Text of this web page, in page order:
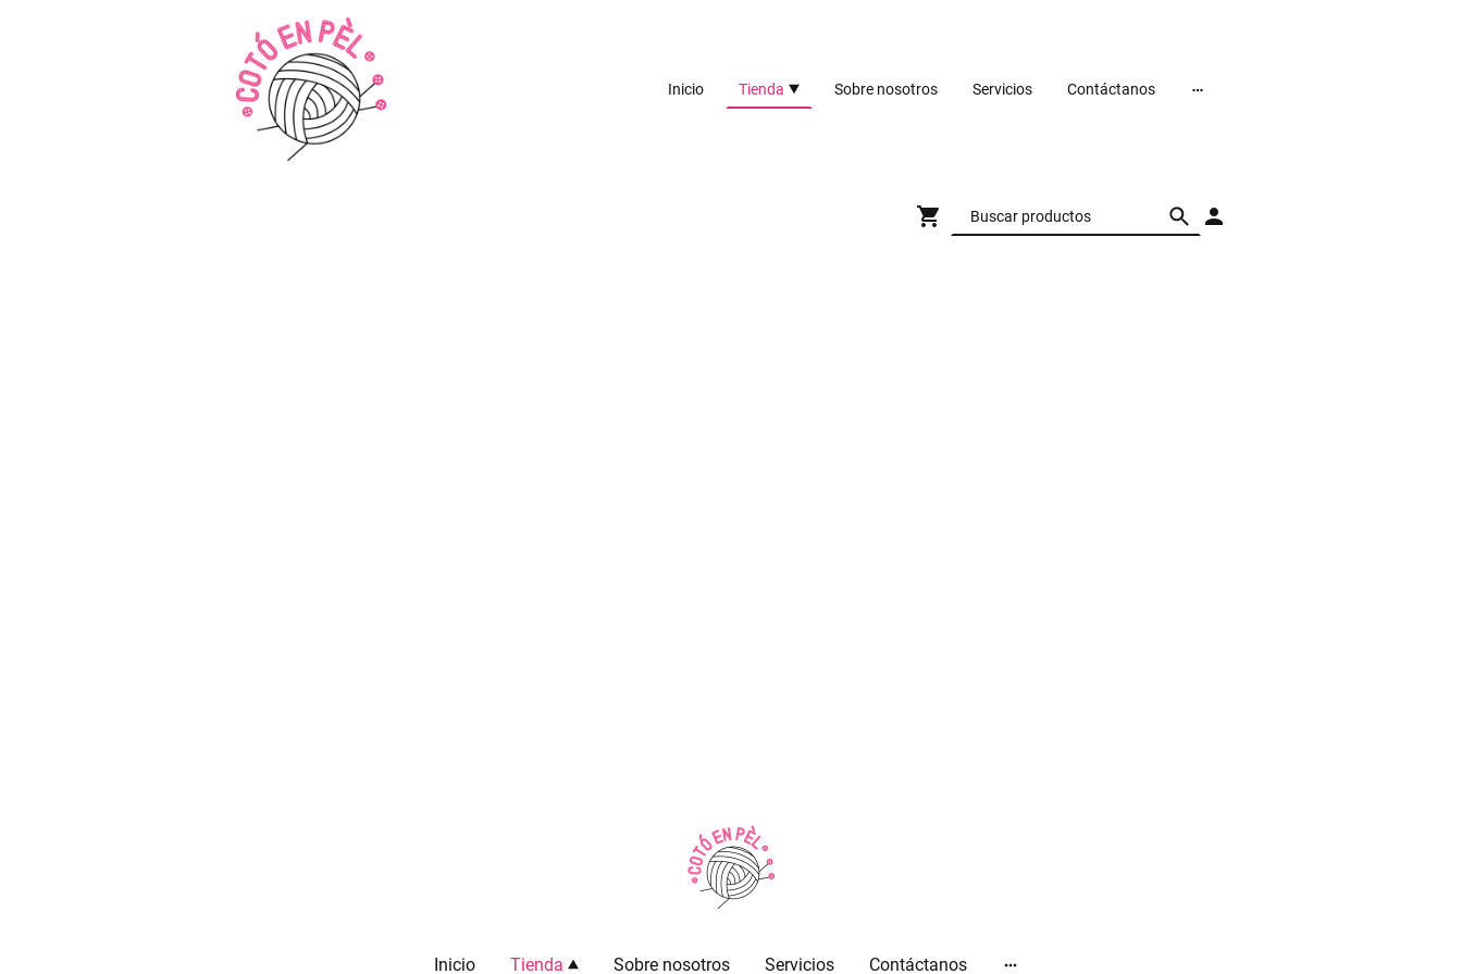
Inicio Tienda Sobre nosotros Servicios Contáctanos
Inicio Tienda Sobre nosotros Servicios Contáctanos